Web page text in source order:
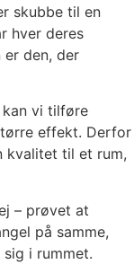
skubbe til en
hver deres
er den, der
kan vi tilføre
effekt. Derfor
kvalitet til et rum,
– prøvet at
på samme,
i rummet.